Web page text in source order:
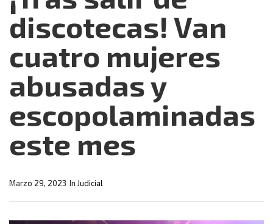
discotecas! Van
cuatro mujeres
abusadas y
escopolaminadas
este mes
In Judicial
Marzo 29, 2023